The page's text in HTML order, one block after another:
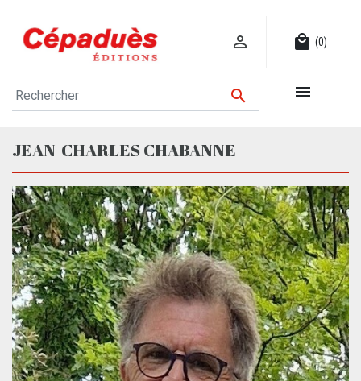
 local_mall (0)
 
JEAN-CHARLES CHABANNE